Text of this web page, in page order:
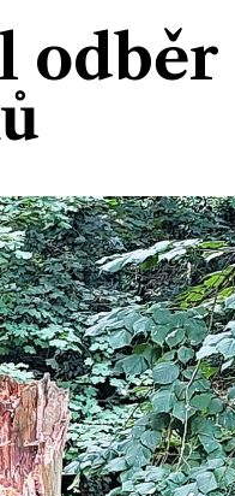
odběr